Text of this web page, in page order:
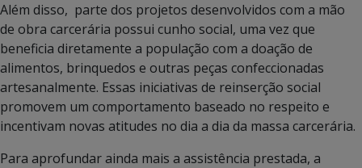
Além disso, parte dos projetos desenvolvidos com a mão
de obra carcerária possui cunho social, uma vez que
beneficia diretamente a população com a doação de
alimentos, brinquedos e outras peças confeccionadas
artesanalmente. Essas iniciativas de reinserção social
promovem um comportamento baseado no respeito e
incentivam novas atitudes no dia a dia da massa carcerária.
Para aprofundar ainda mais a assistência prestada, a